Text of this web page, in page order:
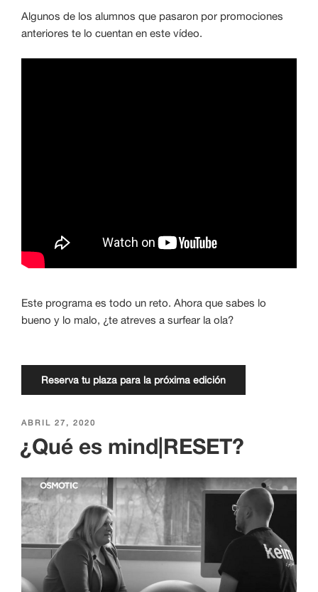
Algunos de los alumnos que pasaron por promociones
anteriores te lo cuentan en este vídeo.
Este programa es todo un reto. Ahora que sabes lo
bueno y lo malo, ¿te atreves a surfear la ola?
Reserva tu plaza para la próxima edición
PUBLICADO
ABRIL 27, 2020
¿Qué es mind|RESET?